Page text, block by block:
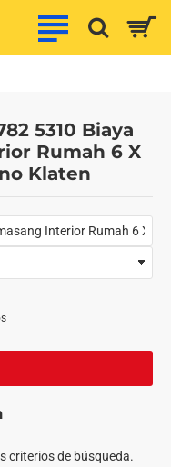
5310 Biaya
Rumah 6 X
Klaten
criterios de búsqueda.